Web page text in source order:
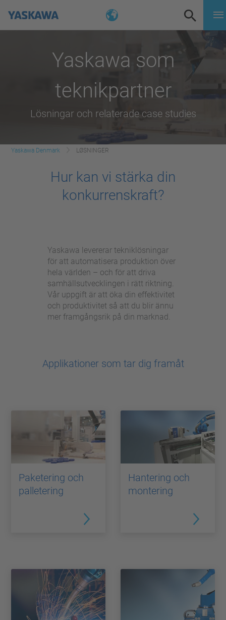
Yaskawa som
teknikpartner
Lösningar och relaterade case studies
Yaskawa Denmark LØSNINGER
Hur kan vi stärka din
konkurrenskraft?
Yaskawa levererar tekniklösningar
för att automatisera produktion över
hela världen – och för att driva
samhällsutvecklingen i rätt riktning.
Vår uppgift är att öka din effektivitet
och produktivitet så att du blir ännu
mer framgångsrik på din marknad.
Applikationer som tar dig framåt
Paketering och
palletering
Hantering och
montering